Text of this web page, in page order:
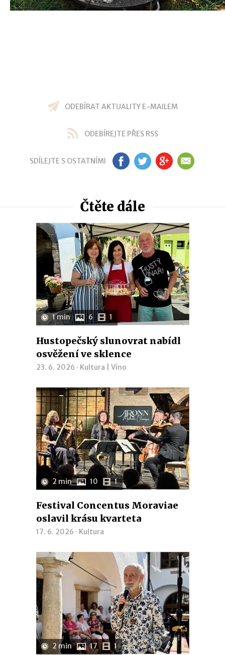
ODEBÍRAT AKTUALITY E-MAILEM
ODEBÍREJTE PŘES RSS
SDÍLEJTE S OSTATNÍMI FB TW GP EM
Čtěte dále
1 min 6 1
Hustopečský slunovrat nabídl
osvěžení ve sklence
23. 6. 2026 · Kultura Víno
2 min 10 1
Festival Concentus Moraviae
oslavil krásu kvarteta
17. 6. 2026 · Kultura
2 min 17 1